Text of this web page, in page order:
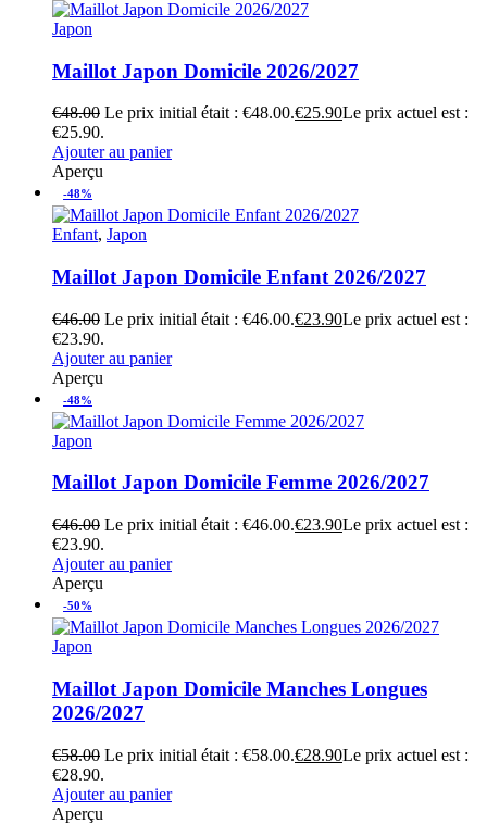
Japon
Maillot Japon Domicile 2026/2027
€48.00 Le prix initial était : €48.00.€25.90Le prix actuel est :
€25.90.
Ajouter au panier
Aperçu
-48%
Enfant, Japon
Maillot Japon Domicile Enfant 2026/2027
€46.00 Le prix initial était : €46.00.€23.90Le prix actuel est :
€23.90.
Ajouter au panier
Aperçu
-48%
Japon
Maillot Japon Domicile Femme 2026/2027
€46.00 Le prix initial était : €46.00.€23.90Le prix actuel est :
€23.90.
Ajouter au panier
Aperçu
-50%
Japon
Maillot Japon Domicile Manches Longues
2026/2027
€58.00 Le prix initial était : €58.00.€28.90Le prix actuel est :
€28.90.
Ajouter au panier
Aperçu